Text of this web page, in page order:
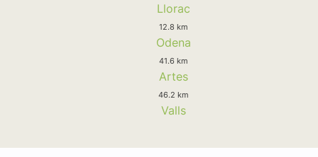
Llorac
12.8 km
Odena
41.6 km
Artes
46.2 km
Valls